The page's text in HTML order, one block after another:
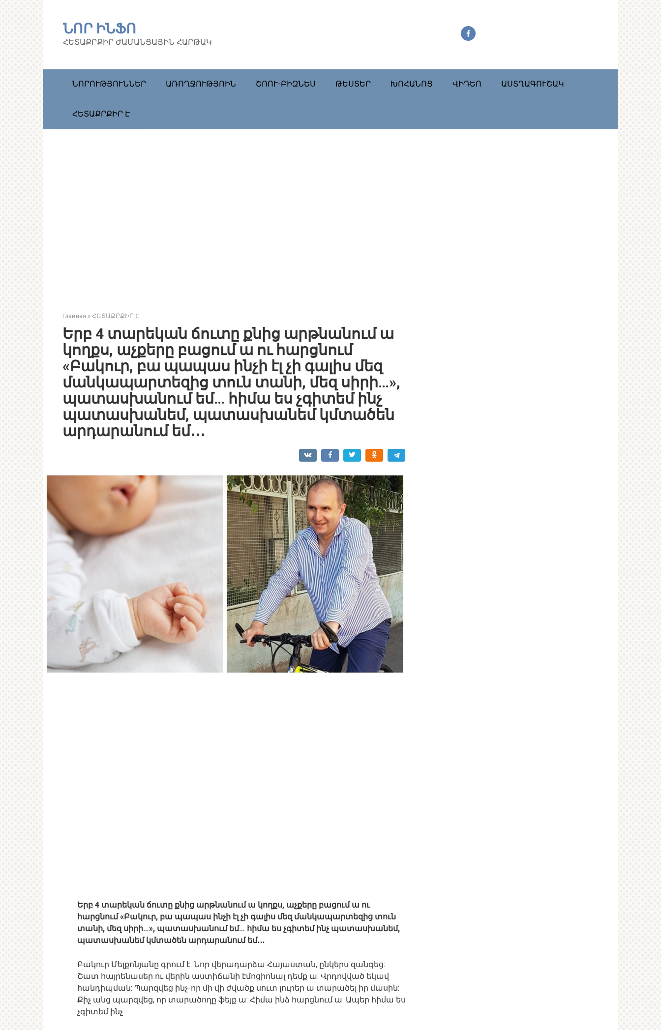
ՆՈՐ ԻՆՖՈ
ՀԵՏԱՔՐՔԻՐ ԺԱՄԱՆՑԱՅԻՆ ՀԱՐԹԱԿ
ՆՈՐՈՒԹՅՈՒՆՆԵՐ ԱՌՈՂՋՈՒԹՅՈԻՆ ՇՈՈՒ-ԲԻԶՆԵՍ ԹԵՍՏԵՐ ԽՈՀԱՆՈՑ ՎԻԴԵՈ ԱՍՏՂԱԳՈՒՇԱԿ
ՀԵՏԱՔՐՔԻՐ Է
Главная » ՀԵՏԱՔՐՔԻՐ Է
Երբ 4 տարեկան ճուտը քնից արթնանում ա
կողքս, աչքերը բացում ա ու հարցնում
«Բակուր, բա պապաս ինչի էլ չի գալիս մեզ
մանկապարտեզից տուն տանի, մեզ սիրի…»,
պատասխանում եմ… հիմա ես չգիտեմ ինչ
պատասխանեմ, պատասխանեմ կմտածեն
արդարանում եմ․․․
Երբ 4 տարեկան ճուտը քնից արթնանում ա կողքս, աչքերը բացում ա ու
հարցնում «Բակուր, բա պապաս ինչի էլ չի գալիս մեզ մանկապարտեզից տուն
տանի, մեզ սիրի…», պատասխանում եմ… հիմա ես չգիտեմ ինչ պատասխանեմ,
պատասխանեմ կմտածեն արդարանում եմ․․․
Բակուր Մելքոնյանը գրում է. Նոր վերադարձա Հայաստան, ընկերս զանգեց:
Շատ հայրենասեր ու վերին աստիճանի էմոցիոնալ դեմք ա: Վրդովված եկավ
հանդիպման: Պարզվեց ինչ-որ մի վի ժվածք սուտ լուրեր ա տարածել իր մասին:
Քիչ անց պարզվեց, որ տարածողը ֆեյք ա: Հիմա ինձ հարցնում ա. Ապեր հիմա ես
չգիտեմ ինչ